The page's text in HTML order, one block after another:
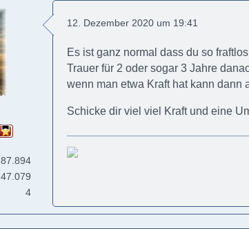
87.894
47.079
4
12. Dezember 2020 um 19:41
Es ist ganz normal dass du so
Trauer für 2 oder sogar 3 Jahre
wenn man etwa Kraft hat kann dann
Schicke dir viel viel Kraft und eine